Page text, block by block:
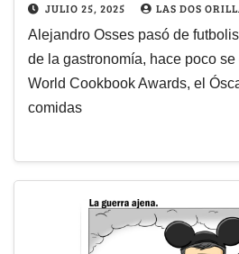
JULIO 25, 2025 LAS DOS
Alejandro Osses pasó de
de la gastronomía, hace poco
World Cookbook Awards, el
comidas